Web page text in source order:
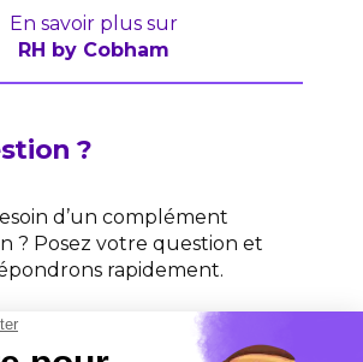
En savoir plus sur
RH by Cobham
?
d’un complément
? Posez votre question et
rapidement.
nous